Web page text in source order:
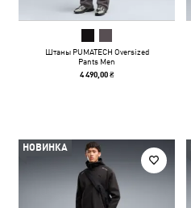
Штаны PUMATECH Oversized
Pants Men
4 490,00 ₴
НОВИНКА